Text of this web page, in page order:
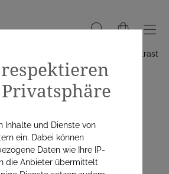
Hoher Kontrast
Kosmetik & Körperpflege Handpflege
Inhalte und Dienste von
ein. Dabei können
Daten wie Ihre IP-
die Anbieter übermittelt